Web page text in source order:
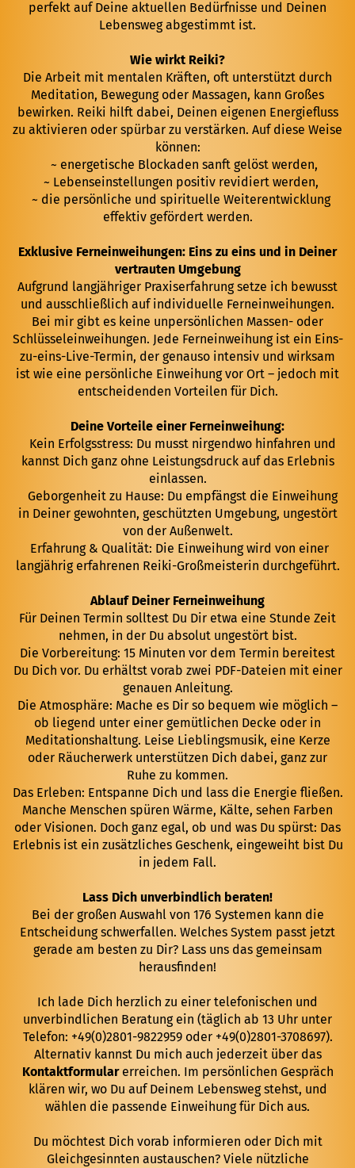
perfekt auf Deine aktuellen Bedürfnisse und Deinen
Lebensweg abgestimmt ist.
Wie wirkt Reiki?
Die Arbeit mit mentalen Kräften, oft unterstützt durch
Meditation, Bewegung oder Massagen, kann Großes
bewirken. Reiki hilft dabei, Deinen eigenen Energiefluss
zu aktivieren oder spürbar zu verstärken. Auf diese Weise
können:
~ energetische Blockaden sanft gelöst werden,
~ Lebenseinstellungen positiv revidiert werden,
~ die persönliche und spirituelle Weiterentwicklung
effektiv gefördert werden.
Exklusive Ferneinweihungen: Eins zu eins und in Deiner
vertrauten Umgebung
Aufgrund langjähriger Praxiserfahrung setze ich bewusst
und ausschließlich auf individuelle Ferneinweihungen.
Bei mir gibt es keine unpersönlichen Massen- oder
Schlüsseleinweihungen. Jede Ferneinweihung ist ein Eins-
zu-eins-Live-Termin, der genauso intensiv und wirksam
ist wie eine persönliche Einweihung vor Ort – jedoch mit
entscheidenden Vorteilen für Dich.
Deine Vorteile einer Ferneinweihung:
Kein Erfolgsstress: Du musst nirgendwo hinfahren und
kannst Dich ganz ohne Leistungsdruck auf das Erlebnis
einlassen.
Geborgenheit zu Hause: Du empfängst die Einweihung
in Deiner gewohnten, geschützten Umgebung, ungestört
von der Außenwelt.
Erfahrung & Qualität: Die Einweihung wird von einer
langjährig erfahrenen Reiki-Großmeisterin durchgeführt.
Ablauf Deiner Ferneinweihung
Für Deinen Termin solltest Du Dir etwa eine Stunde Zeit
nehmen, in der Du absolut ungestört bist.
Die Vorbereitung: 15 Minuten vor dem Termin bereitest
Du Dich vor. Du erhältst vorab zwei PDF-Dateien mit einer
genauen Anleitung.
Die Atmosphäre: Mache es Dir so bequem wie möglich –
ob liegend unter einer gemütlichen Decke oder in
Meditationshaltung. Leise Lieblingsmusik, eine Kerze
oder Räucherwerk unterstützen Dich dabei, ganz zur
Ruhe zu kommen.
Das Erleben: Entspanne Dich und lass die Energie fließen.
Manche Menschen spüren Wärme, Kälte, sehen Farben
oder Visionen. Doch ganz egal, ob und was Du spürst: Das
Erlebnis ist ein zusätzliches Geschenk, eingeweiht bist Du
in jedem Fall.
Lass Dich unverbindlich beraten!
Bei der großen Auswahl von 176 Systemen kann die
Entscheidung schwerfallen. Welches System passt jetzt
gerade am besten zu Dir? Lass uns das gemeinsam
herausfinden!
Ich lade Dich herzlich zu einer telefonischen und
unverbindlichen Beratung ein (täglich ab 13 Uhr unter
Telefon: +49(0)2801-9822959 oder +49(0)2801-3708697).
Alternativ kannst Du mich auch jederzeit über das
Kontaktformularerreichen. Im persönlichen Gespräch
klären wir, wo Du auf Deinem Lebensweg stehst, und
wählen die passende Einweihung für Dich aus.
Du möchtest Dich vorab informieren oder Dich mit
Gleichgesinnten austauschen? Viele nützliche